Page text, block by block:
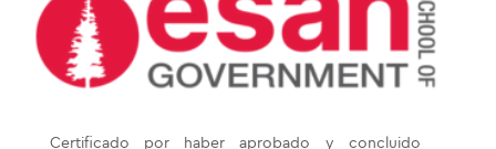
Certificado por haber aprobado y concluido